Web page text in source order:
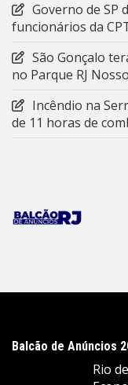
Governo de SP
funcionários da
São Gonçalo
no Parque RJ
Incêndio na
de 11 horas de
Balcão de Anúncios
Rio